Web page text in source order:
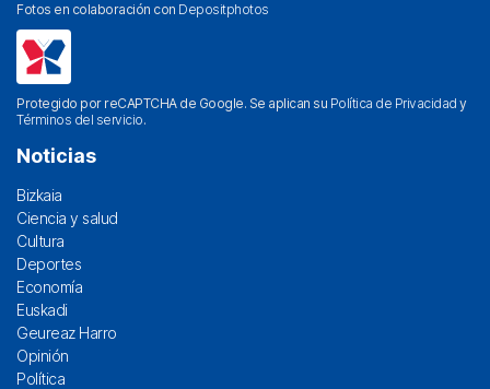
Fotos en colaboración con Depositphotos
Protegido por reCAPTCHA de Google. Se aplican su Política de Privacidad y
Términos del servicio.
Noticias
Bizkaia
Ciencia y salud
Cultura
Deportes
Economía
Euskadi
Geureaz Harro
Opinión
Política